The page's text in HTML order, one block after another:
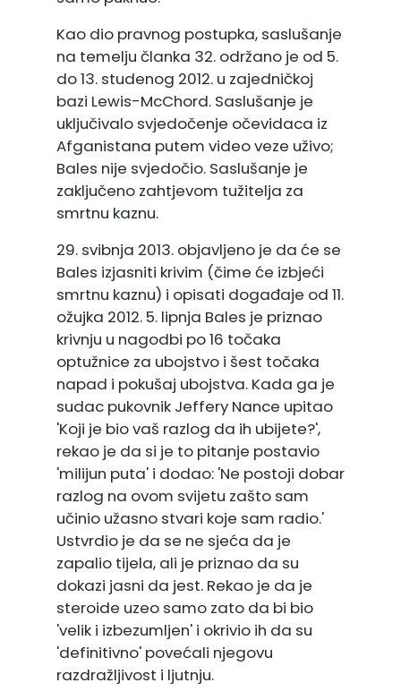
Kao dio pravnog postupka, saslušanje
na temelju članka 32. održano je od 5.
do 13. studenog 2012. u zajedničkoj
bazi Lewis-McChord. Saslušanje je
uključivalo svjedočenje očevidaca iz
Afganistana putem video veze uživo;
Bales nije svjedočio. Saslušanje je
zaključeno zahtjevom tužitelja za
smrtnu kaznu.
29. svibnja 2013. objavljeno je da će se
Bales izjasniti krivim (čime će izbjeći
smrtnu kaznu) i opisati događaje od 11.
ožujka 2012. 5. lipnja Bales je priznao
krivnju u nagodbi po 16 točaka
optužnice za ubojstvo i šest točaka
napad i pokušaj ubojstva. Kada ga je
sudac pukovnik Jeffery Nance upitao
'Koji je bio vaš razlog da ih ubijete?',
rekao je da si je to pitanje postavio
'milijun puta' i dodao: 'Ne postoji dobar
razlog na ovom svijetu zašto sam
učinio užasno stvari koje sam radio.'
Ustvrdio je da se ne sjeća da je
zapalio tijela, ali je priznao da su
dokazi jasni da jest. Rekao je da je
steroide uzeo samo zato da bi bio
'velik i izbezumljen' i okrivio ih da su
'definitivno' povećali njegovu
razdražljivost i ljutnju.